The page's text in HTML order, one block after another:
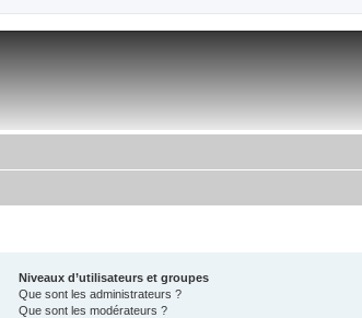
Niveaux d’utilisateurs et groupes
Que sont les administrateurs ?
Que sont les modérateurs ?